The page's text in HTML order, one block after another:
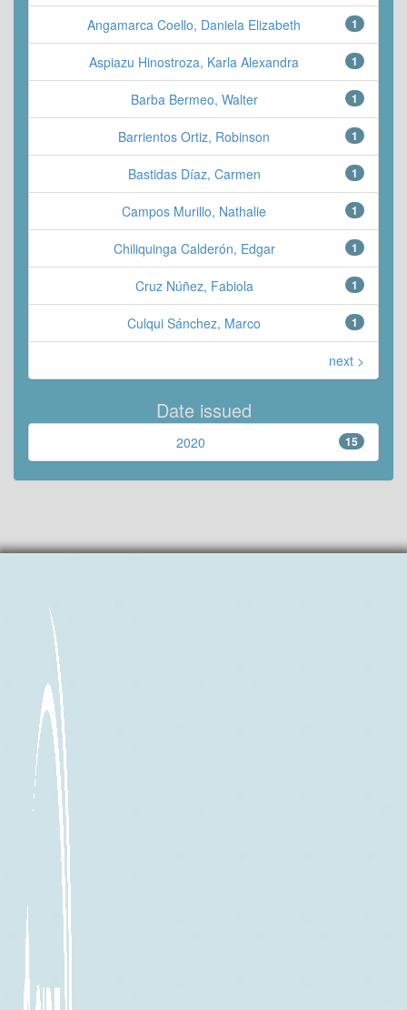
1
Angamarca Coello, Daniela Elizabeth
1
Aspiazu Hinostroza, Karla Alexandra
1
Barba Bermeo, Walter
1
Barrientos Ortiz, Robinson
1
Bastidas Díaz, Carmen
1
Campos Murillo, Nathalie
1
Chiliquinga Calderón, Edgar
1
Cruz Núñez, Fabiola
1
Culqui Sánchez, Marco
next >
Date issued
15
2020